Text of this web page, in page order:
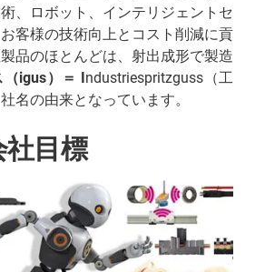
、ロボット、インテリジェントセ
客様の技術向上とコスト削減に貢
品のほとんどは、射出成形で製造
（igus）＝ Industriespritzguss（工
名の由来となっています。
目標